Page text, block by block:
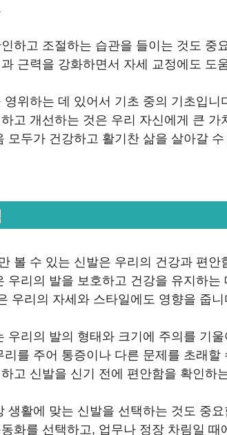
하고 조절하는 습관을 들이는 것도 중
근력을 강화하면서 자세 교정에도 도
위하는 데 있어서 기초 중의 기초입니
고 개선하는 것은 우리 자신에게 큰 가
모두가 건강하고 활기찬 삶을 살아갈
볼 수 있는 신발은 우리의 건강과 편안
우리의 발을 보호하고 건강을 유지하는
우리의 자세와 스타일에도 영향을 줍니
우리의 발의 형태와 크기에 주의를 기
를 주어 통증이나 다른 문제를 초래할
고 신발을 신기 전에 편안함을 확인하
생활에 맞는 신발을 선택하는 것도 중
화를 선택하고, 업무나 정장 차림일 때